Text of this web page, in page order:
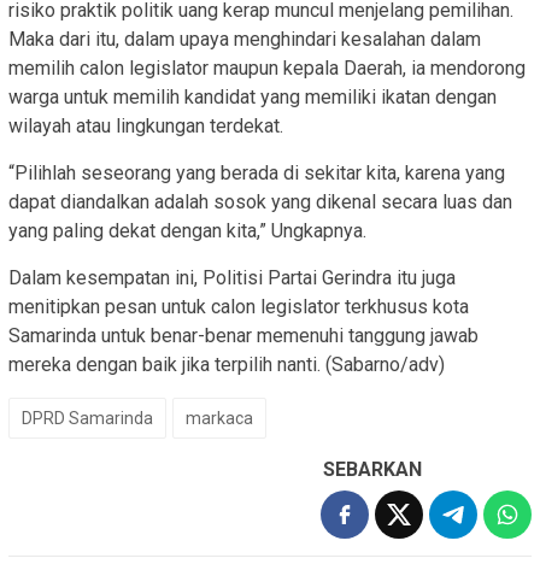
risiko praktik politik uang kerap muncul menjelang pemilihan.
Maka dari itu, dalam upaya menghindari kesalahan dalam
memilih calon legislator maupun kepala Daerah, ia mendorong
warga untuk memilih kandidat yang memiliki ikatan dengan
wilayah atau lingkungan terdekat.
“Pilihlah seseorang yang berada di sekitar kita, karena yang
dapat diandalkan adalah sosok yang dikenal secara luas dan
yang paling dekat dengan kita,” Ungkapnya.
Dalam kesempatan ini, Politisi Partai Gerindra itu juga
menitipkan pesan untuk calon legislator terkhusus kota
Samarinda untuk benar-benar memenuhi tanggung jawab
mereka dengan baik jika terpilih nanti. (Sabarno/adv)
DPRD Samarinda markaca
SEBARKAN